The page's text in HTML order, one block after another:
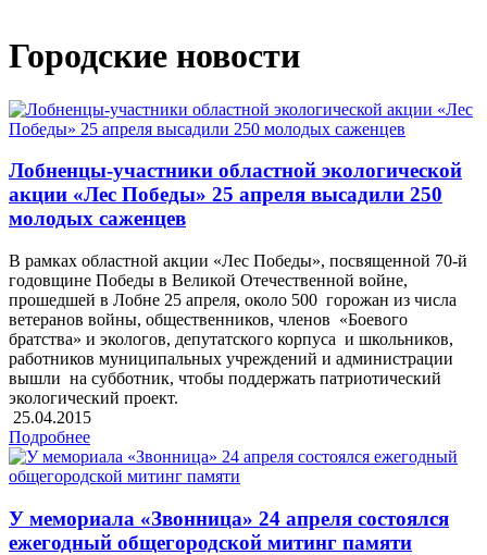
Городские новости
Лобненцы-участники областной экологической
акции «Лес Победы» 25 апреля высадили 250
молодых саженцев
В рамках областной акции «Лес Победы», посвященной 70-й
годовщине Победы в Великой Отечественной войне,
прошедшей в Лобне 25 апреля, около 500 горожан из числа
ветеранов войны, общественников, членов «Боевого
братства» и экологов, депутатского корпуса и школьников,
работников муниципальных учреждений и администрации
вышли на субботник, чтобы поддержать патриотический
экологический проект.
25.04.2015
Подробнее
У мемориала «Звонница» 24 апреля состоялся
ежегодный общегородской митинг памяти